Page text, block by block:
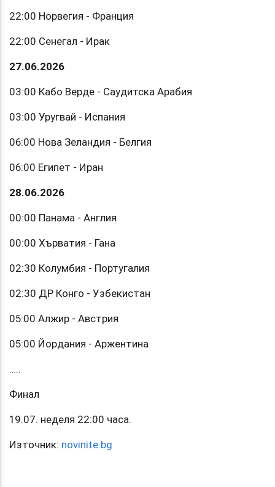
22:00 Норвегия - Франция
22:00 Сенегал - Ирак
27.06.2026
03:00 Кабо Верде - Саудитска Арабия
03:00 Уругвай - Испания
06:00 Нова Зеландия - Белгия
06:00 Египет - Иран
28.06.2026
00:00 Панама - Англия
00:00 Хърватия - Гана
02:30 Колумбия - Португалия
02:30 ДР Конго - Узбекистан
05:00 Алжир - Австрия
05:00 Йордания - Аржентина
…..
Финал
19.07. неделя 22:00 часа.
Източник: novinite.bg